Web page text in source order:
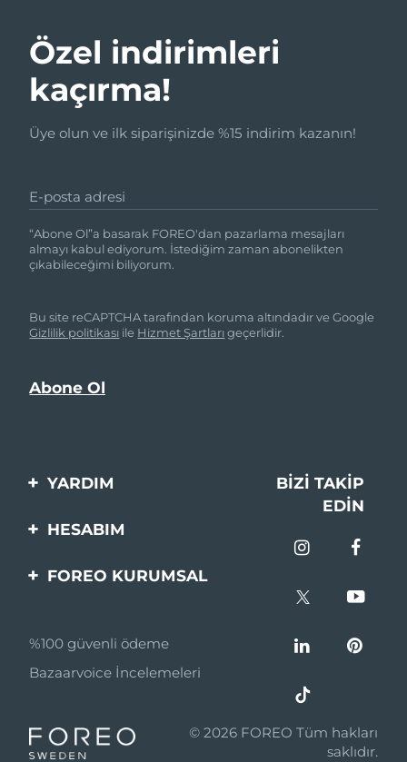
Özel indirimleri
kaçırma!
Üye olun ve ilk siparişinizde %15 indirim kazanın!
E-posta adresi
“Abone Ol”a basarak FOREO'dan pazarlama mesajları
almayı kabul ediyorum. İstediğim zaman abonelikten
çıkabileceğimi biliyorum.
Bu site reCAPTCHA tarafından koruma altındadır ve Google
Gizlilik politikası ile Hizmet Şartlarıgeçerlidir.
YARDIM
Bi̇zi̇mle İleti̇şi̇me Geçi̇n
BIZI TAKIP
EDIN
HESABIM
Ürün Kaydı
FOREO KURUMSAL
Ortaklik Programi
Ortaklık haberleri
Perakende Satış
%100 güvenli ödeme
Bazaarvoice İncelemeleri
© 2026 FOREO Tüm hakları
saklıdır.